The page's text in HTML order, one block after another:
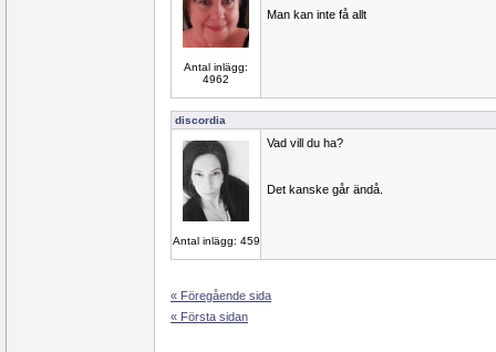
Antal inlägg:
4962
Man kan inte få allt
discordia
Antal inlägg: 459
Vad vill du ha?
Det kanske går ändå.
« Föregående sida
« Första sidan